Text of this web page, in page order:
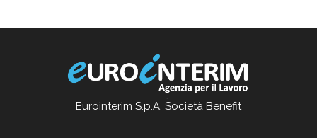
Eurointerim S.p.A. Società Benefit